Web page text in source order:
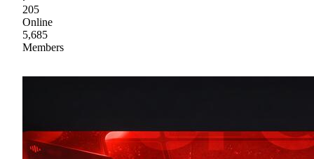
205
Online
5,685
Members